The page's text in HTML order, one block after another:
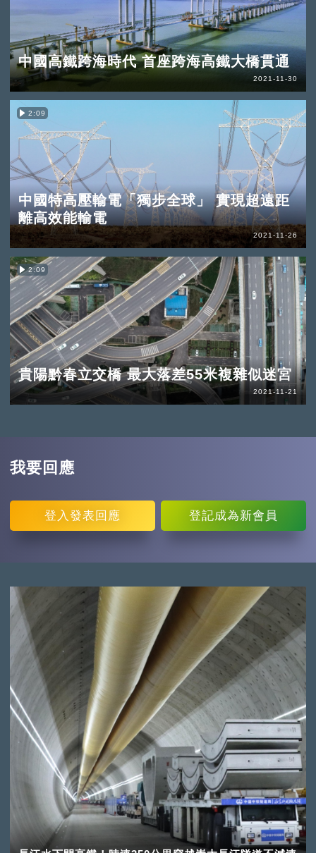
中國高鐵跨海時代 首座跨海高鐵大橋貫通
2021-11-30
2:09
中國特高壓輸電「獨步全球」 實現超遠距
離高效能輸電
2021-11-26
2:09
貴陽黔春立交橋 最大落差55米複雜似迷宮
2021-11-21
我要回應
登入 發表回應 登記成為新會員